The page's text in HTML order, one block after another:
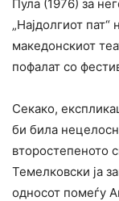
Пула (1976) за
„Најдолгиот
македонскиот
пофалат со
Секако,
би била
второстепеното
Темелковски ја
односот помеѓу